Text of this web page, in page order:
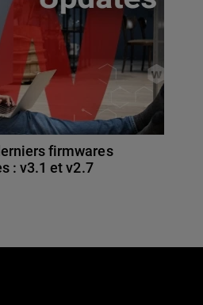
firmwares
: v3.1 et v2.7